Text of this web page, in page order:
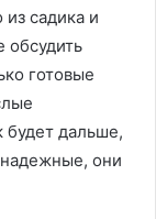
из садика и
обсудить
готовые
будет дальше,
они